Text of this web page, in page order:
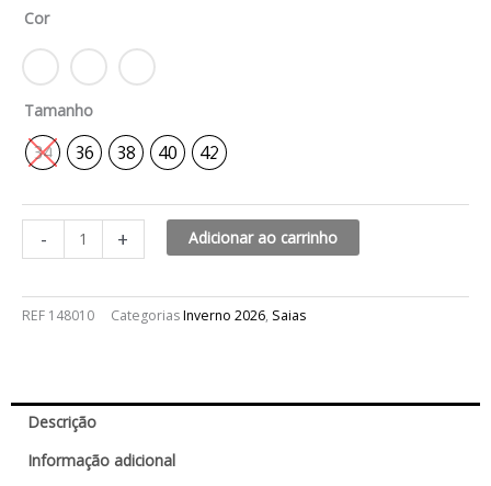
Cor
Tamanho
34 36 38 40 42
-
yves
quantidade
+ Adicionar ao carrinho
REF 148010 CategoriasInverno 2026, Saias
Descrição
Informação adicional